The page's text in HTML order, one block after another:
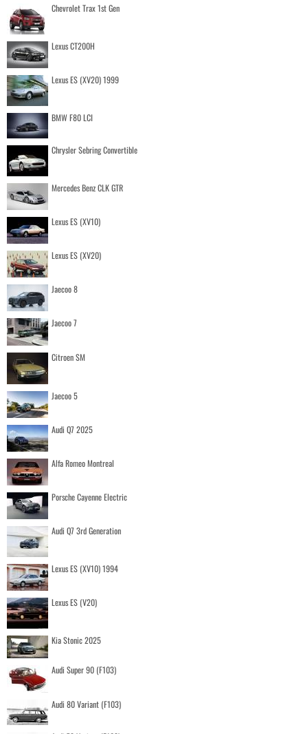
Chevrolet Trax 1st Gen
Lexus CT200H
Lexus ES (XV20) 1999
BMW F80 LCI
Chrysler Sebring Convertible
Mercedes Benz CLK GTR
Lexus ES (XV10)
Lexus ES (XV20)
Jaecoo 8
Jaecoo 7
Citroen SM
Jaecoo 5
Audi Q7 2025
Alfa Romeo Montreal
Porsche Cayenne Electric
Audi Q7 3rd Generation
Lexus ES (XV10) 1994
Lexus ES (V20)
Kia Stonic 2025
Audi Super 90 (F103)
Audi 80 Variant (F103)